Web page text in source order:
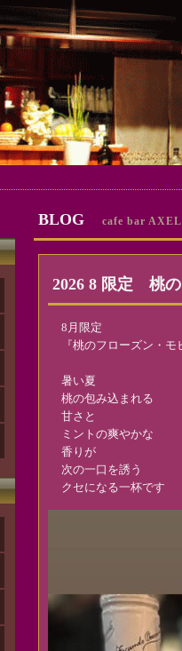
BLOG cafe bar AXEL
2026 8 限定 桃の
8月限定
『桃のフローズン・モ
暑い夏
桃の包み込まれる
甘さと
ミントの爽やかな
香りが
次の一口を誘う
クセになる一杯です